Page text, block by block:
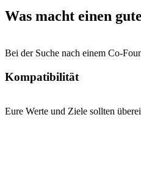
Was macht einen
Bei der Suche nach einem Co-
Kompatibilität
Eure Werte und Ziele sollten